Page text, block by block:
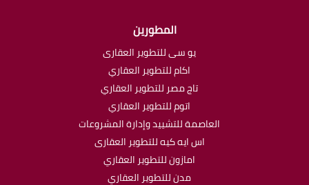
المطورين
يو سى للتطوير العقارى
اكام للتطوير العقاري
تاج مصر للتطوير العقاري
اتوم للتطوير العقاري
العاصمة للتشييد وإدارة المشروعات
اس ايه كيه للتطوير العقارى
امازون للتطوير العقاري
مدن للتطوير العقاري